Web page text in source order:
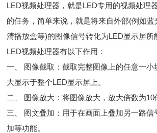
LED视频处理器，就是LED专用的视频处理
的任务，简单来说，就是将来自外部(例如
清播放盒等)的图像信号转化为LED显示屏所
LED视频处理器有以下作用：
一、 图像截取：截取完整图像上的任意一小
大显示于整个LED显示屏上。
二、 图像放大：将图像放大，放大倍数为10
三、 图文叠加：用于在画面上叠加另一路信
加等功能。